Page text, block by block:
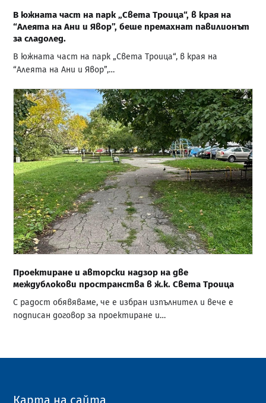
В южната част на парк „Света Троица“, в края на
“Алеята на Ани и Явор”, беше премахнат павилионът
за сладолед.
В южната част на парк „Света Троица“, в края на
“Алеята на Ани и Явор”,…
Проектиране и авторски надзор на две
междублокови пространства в ж.к. Света Троица
С радост обявяваме, че е избран изпълнител и вече е
подписан договор за проектиране и…